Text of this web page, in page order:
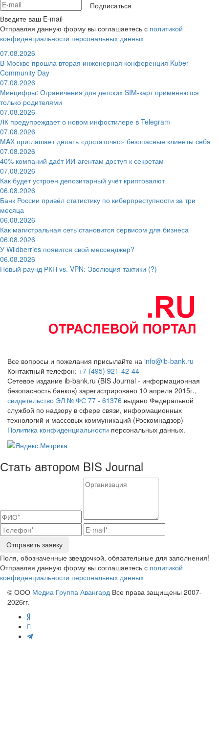
Подписаться
Введите ваш E-mail
Отправляя данную форму вы соглашаетесь с политикой
конфиденциальности персональных данных
07.08.2026
В Москве прошла вторая инженерная конференция Kuber
Community Day
07.08.2026
Минцифры: Ограничения для детских SIM-карт применяются
только родителями
07.08.2026
ЛК предупреждает о новом инфостилере в Telegram
07.08.2026
MAX приглашает делать «достаточно» безопасные клиенты себя
07.08.2026
40% компаний даёт ИИ‑агентам доступ к секретам
07.08.2026
Как будет устроен депозитарный учёт криптовалют
06.08.2026
Банк России привёл статистику по киберпреступности за три
месяца
06.08.2026
Как магистральная сеть становится сервисом для бизнеса
06.08.2026
У Wildberries появится свой мессенджер?
06.08.2026
Новый раунд РКН vs. VPN: Эволюция тактики (?)
Все вопросы и пожелания присылайте на info@ib-bank.ru
Контактный телефон: +7 (495) 921-42-44
Сетевое издание ib-bank.ru (BIS Journal - информационная
безопасность банков) зарегистрировано 10 апреля 2015г.,
свидетельство ЭЛ № ФС 77 - 61376 выдано Федеральной
службой по надзору в сфере связи, информационных
технологий и массовых коммуникаций (Роскомнадзор)
Политика конфиденциальности персональных данных.
Стать автором BIS Journal
Отправить заявку
Поля, обозначенные звездочкой, обязательные для заполнения!
Отправляя данную форму вы соглашаетесь с политикой
конфиденциальности персональных данных
© ООО Медиа Группа Авангард Все права защищены 2007-
2026гг.